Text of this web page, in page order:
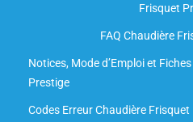
Frisquet
FAQ Chaudière
Notices, Mode d’Emploi et
Prestige
Codes Erreur Chaudière